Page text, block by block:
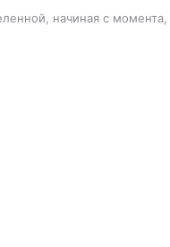
начиная с момента,